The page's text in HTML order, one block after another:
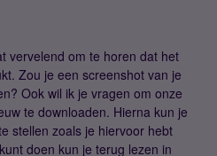
vervelend om te horen dat het
Zou je een screenshot van je
Ook wil ik je vragen om onze
te downloaden. Hierna kun je
stellen zoals je hiervoor hebt
doen kun je terug lezen in